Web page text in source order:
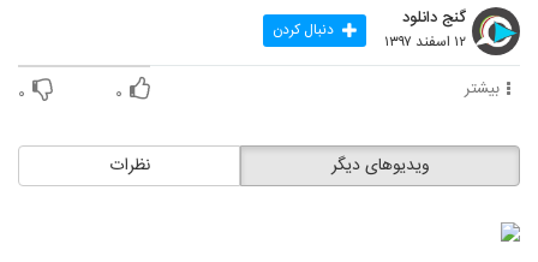
گنج دانلود
۱۲ اسفند ۱۳۹۷ دنبال کردن
بیشتر ۰ ۰
نظرات ویدیوهای دیگر